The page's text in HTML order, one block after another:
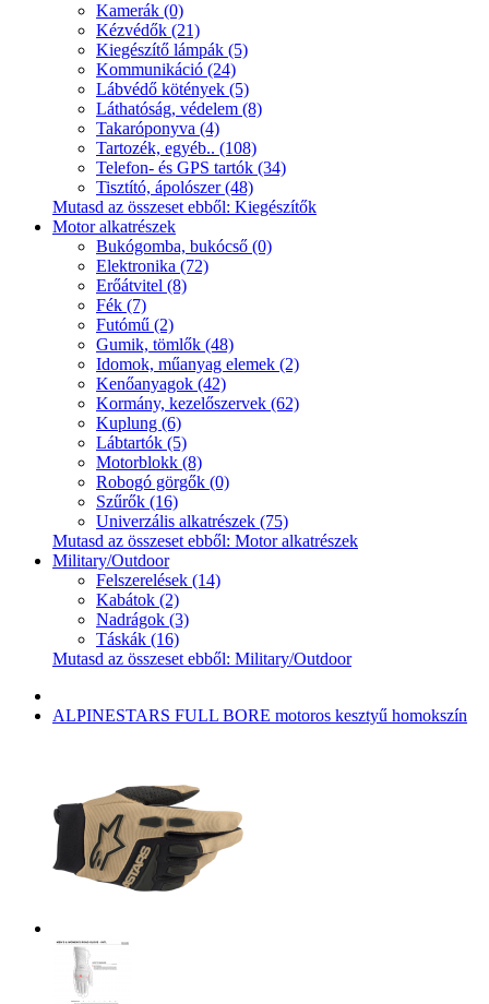
Kamerák (0)
Kézvédők (21)
Kiegészítő lámpák (5)
Kommunikáció (24)
Lábvédő kötények (5)
Láthatóság, védelem (8)
Takaróponyva (4)
Tartozék, egyéb.. (108)
Telefon- és GPS tartók (34)
Tisztító, ápolószer (48)
Mutasd az összeset ebből: Kiegészítők
Motor alkatrészek
Bukógomba, bukócső (0)
Elektronika (72)
Erőátvitel (8)
Fék (7)
Futómű (2)
Gumik, tömlők (48)
Idomok, műanyag elemek (2)
Kenőanyagok (42)
Kormány, kezelőszervek (62)
Kuplung (6)
Lábtartók (5)
Motorblokk (8)
Robogó görgők (0)
Szűrők (16)
Univerzális alkatrészek (75)
Mutasd az összeset ebből: Motor alkatrészek
Military/Outdoor
Felszerelések (14)
Kabátok (2)
Nadrágok (3)
Táskák (16)
Mutasd az összeset ebből: Military/Outdoor
ALPINESTARS FULL BORE motoros kesztyű homokszín